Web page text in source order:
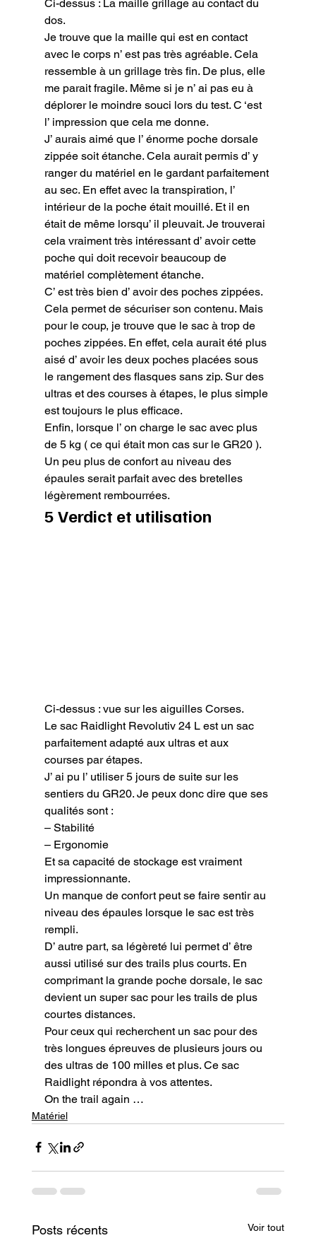
Ci-dessus : La maille grillage au contact du
dos.
Je trouve que la maille qui est en contact
avec le corps n’ est pas très agréable. Cela
ressemble à un grillage très fin. De plus, elle
me parait fragile. Même si je n’ ai pas eu à
déplorer le moindre souci lors du test. C ‘est
l’ impression que cela me donne.
J’ aurais aimé que l’ énorme poche dorsale
zippée soit étanche. Cela aurait permis d’ y
ranger du matériel en le gardant parfaitement
au sec. En effet avec la transpiration, l’
intérieur de la poche était mouillé. Et il en
était de même lorsqu’ il pleuvait. Je trouverai
cela vraiment très intéressant d’ avoir cette
poche qui doit recevoir beaucoup de
matériel complètement étanche.
C’ est très bien d’ avoir des poches zippées.
Cela permet de sécuriser son contenu. Mais
pour le coup, je trouve que le sac à trop de
poches zippées. En effet, cela aurait été plus
aisé d’ avoir les deux poches placées sous
le rangement des flasques sans zip. Sur des
ultras et des courses à étapes, le plus simple
est toujours le plus efficace.
Enfin, lorsque l’ on charge le sac avec plus
de 5 kg ( ce qui était mon cas sur le GR20 ).
Un peu plus de confort au niveau des
épaules serait parfait avec des bretelles
légèrement rembourrées.
5 Verdict et utilisation
Ci-dessus : vue sur les aiguilles Corses.
Le sac Raidlight Revolutiv 24 L est un sac
parfaitement adapté aux ultras et aux
courses par étapes.
J’ ai pu l’ utiliser 5 jours de suite sur les
sentiers du GR20. Je peux donc dire que ses
qualités sont :
– Stabilité
– Ergonomie
Et sa capacité de stockage est vraiment
impressionnante.
Un manque de confort peut se faire sentir au
niveau des épaules lorsque le sac est très
rempli.
D’ autre part, sa légèreté lui permet d’ être
aussi utilisé sur des trails plus courts. En
comprimant la grande poche dorsale, le sac
devient un super sac pour les trails de plus
courtes distances.
Pour ceux qui recherchent un sac pour des
très longues épreuves de plusieurs jours ou
des ultras de 100 milles et plus. Ce sac
Raidlight répondra à vos attentes.
On the trail again …
Matériel
Posts récents Voir tout